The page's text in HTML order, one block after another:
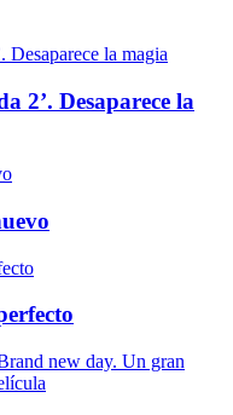
2’. Desaparece la